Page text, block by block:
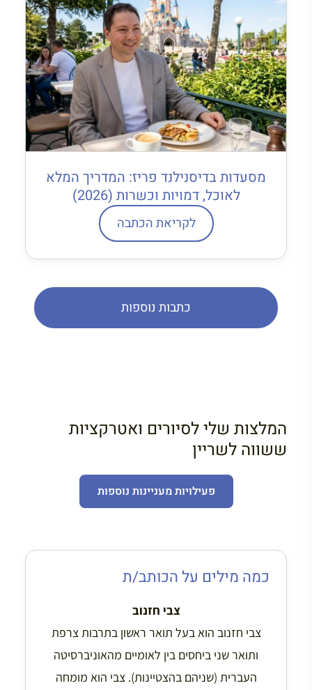
מסעדות בדיסנילנד פריז: המדריך המלא
לאוכל, דמויות וכשרות (2026)
לקריאת הכתבה
כתבות נוספות
המלצות שלי לסיורים ואטרקציות
ששווה לשריין
פעילויות מעניינות נוספות
כמה מילים על הכותב/ת
צבי חזנוב
צבי חזנוב הוא בעל תואר ראשון בתרבות צרפת
ותואר שני ביחסים בין לאומיים מהאוניברסיטה
העברית (שניהם בהצטיינות). צבי הוא מומחה